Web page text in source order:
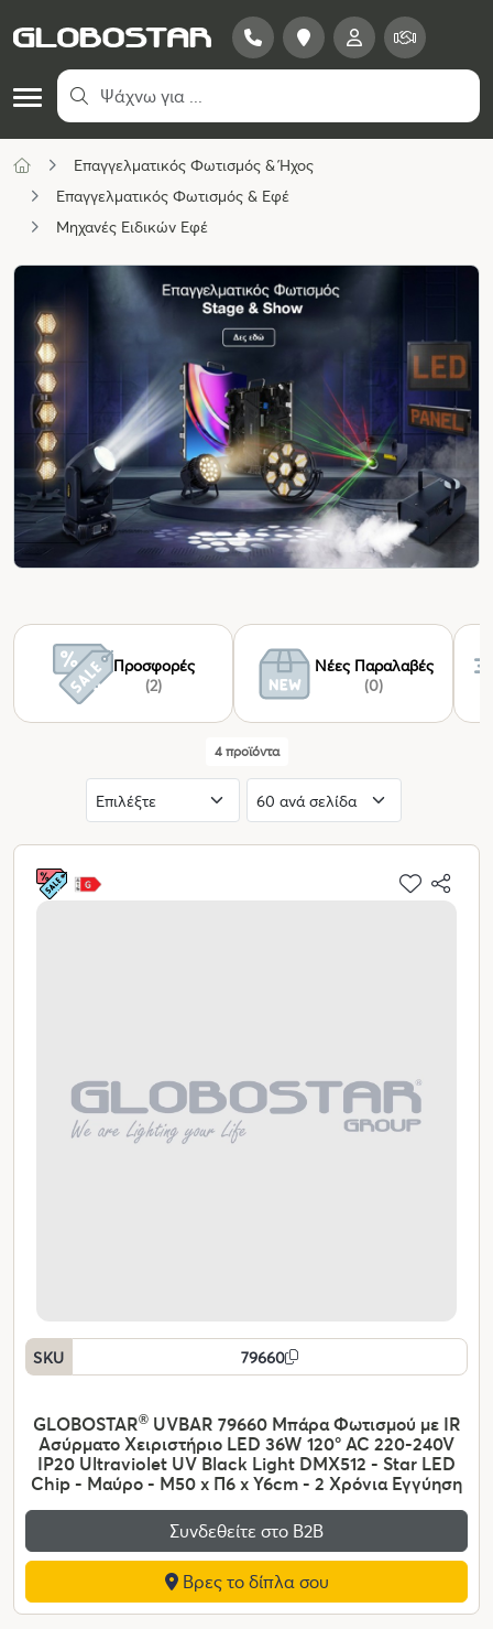
Επαγγελματικός Φωτισμός & Ήχος
Επαγγελματικός Φωτισμός & Εφέ
Μηχανές Ειδικών Εφέ
Προσφορές
(2)
Νέες Παραλαβές
(0)
4 προϊόντα
SKU 79660
GLOBOSTAR®UVBAR 79660 Μπάρα Φωτισμού με IR
Ασύρματο Χειριστήριο LED 36W 120° AC 220-240V
IP20 Ultraviolet UV Black Light DMX512 - Star LED
Chip - Μαύρο - Μ50 x Π6 x Υ6cm - 2 Χρόνια Εγγύηση
Συνδεθείτε στο Β2Β
Βρες το δίπλα σου